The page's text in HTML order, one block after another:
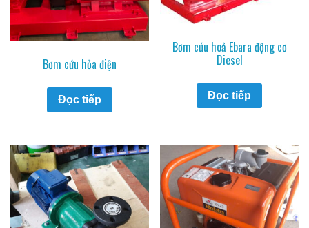
Bơm cứu hỏa điện
Đọc tiếp
Bơm cứu hoả Ebara động cơ
Diesel
Đọc tiếp